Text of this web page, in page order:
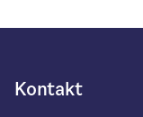
Kontakt